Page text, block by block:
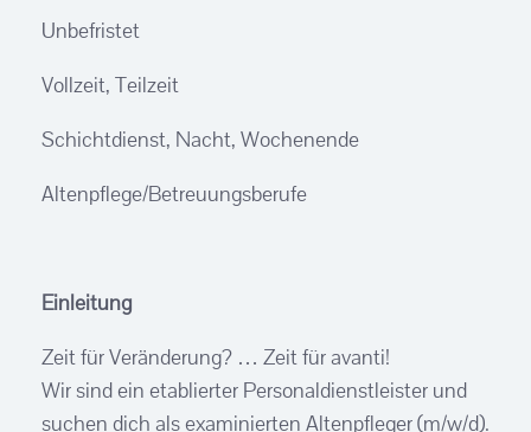
Unbefristet
Vollzeit, Teilzeit
Schichtdienst, Nacht, Wochenende
Altenpflege/Betreuungsberufe
Einleitung
Zeit für Veränderung? … Zeit für avanti!
Wir sind ein etablierter Personaldienstleister und
suchen dich als examinierten Altenpfleger (m/w/d).